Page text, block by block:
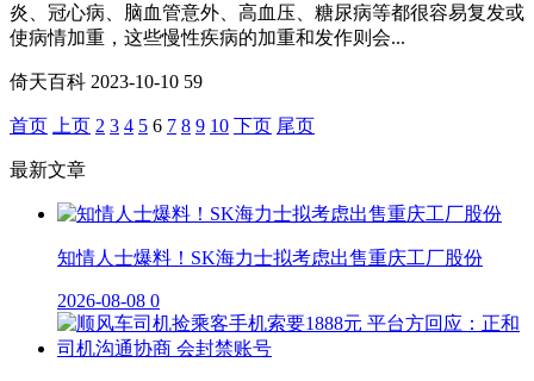
炎、冠心病、脑血管意外、高血压、糖尿病等都很容易复发或
使病情加重，这些慢性疾病的加重和发作则会...
倚天百科 2023-10-10 59
首页 上页 2 3 4 5 6 7 8 9 10 下页 尾页
最新文章
知情人士爆料！SK海力士拟考虑出售重庆工厂股份
2026-08-08 0